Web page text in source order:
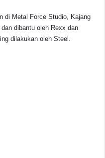
di Metal Force Studio, Kajang
dibantu oleh Rexx dan
dilakukan oleh Steel.